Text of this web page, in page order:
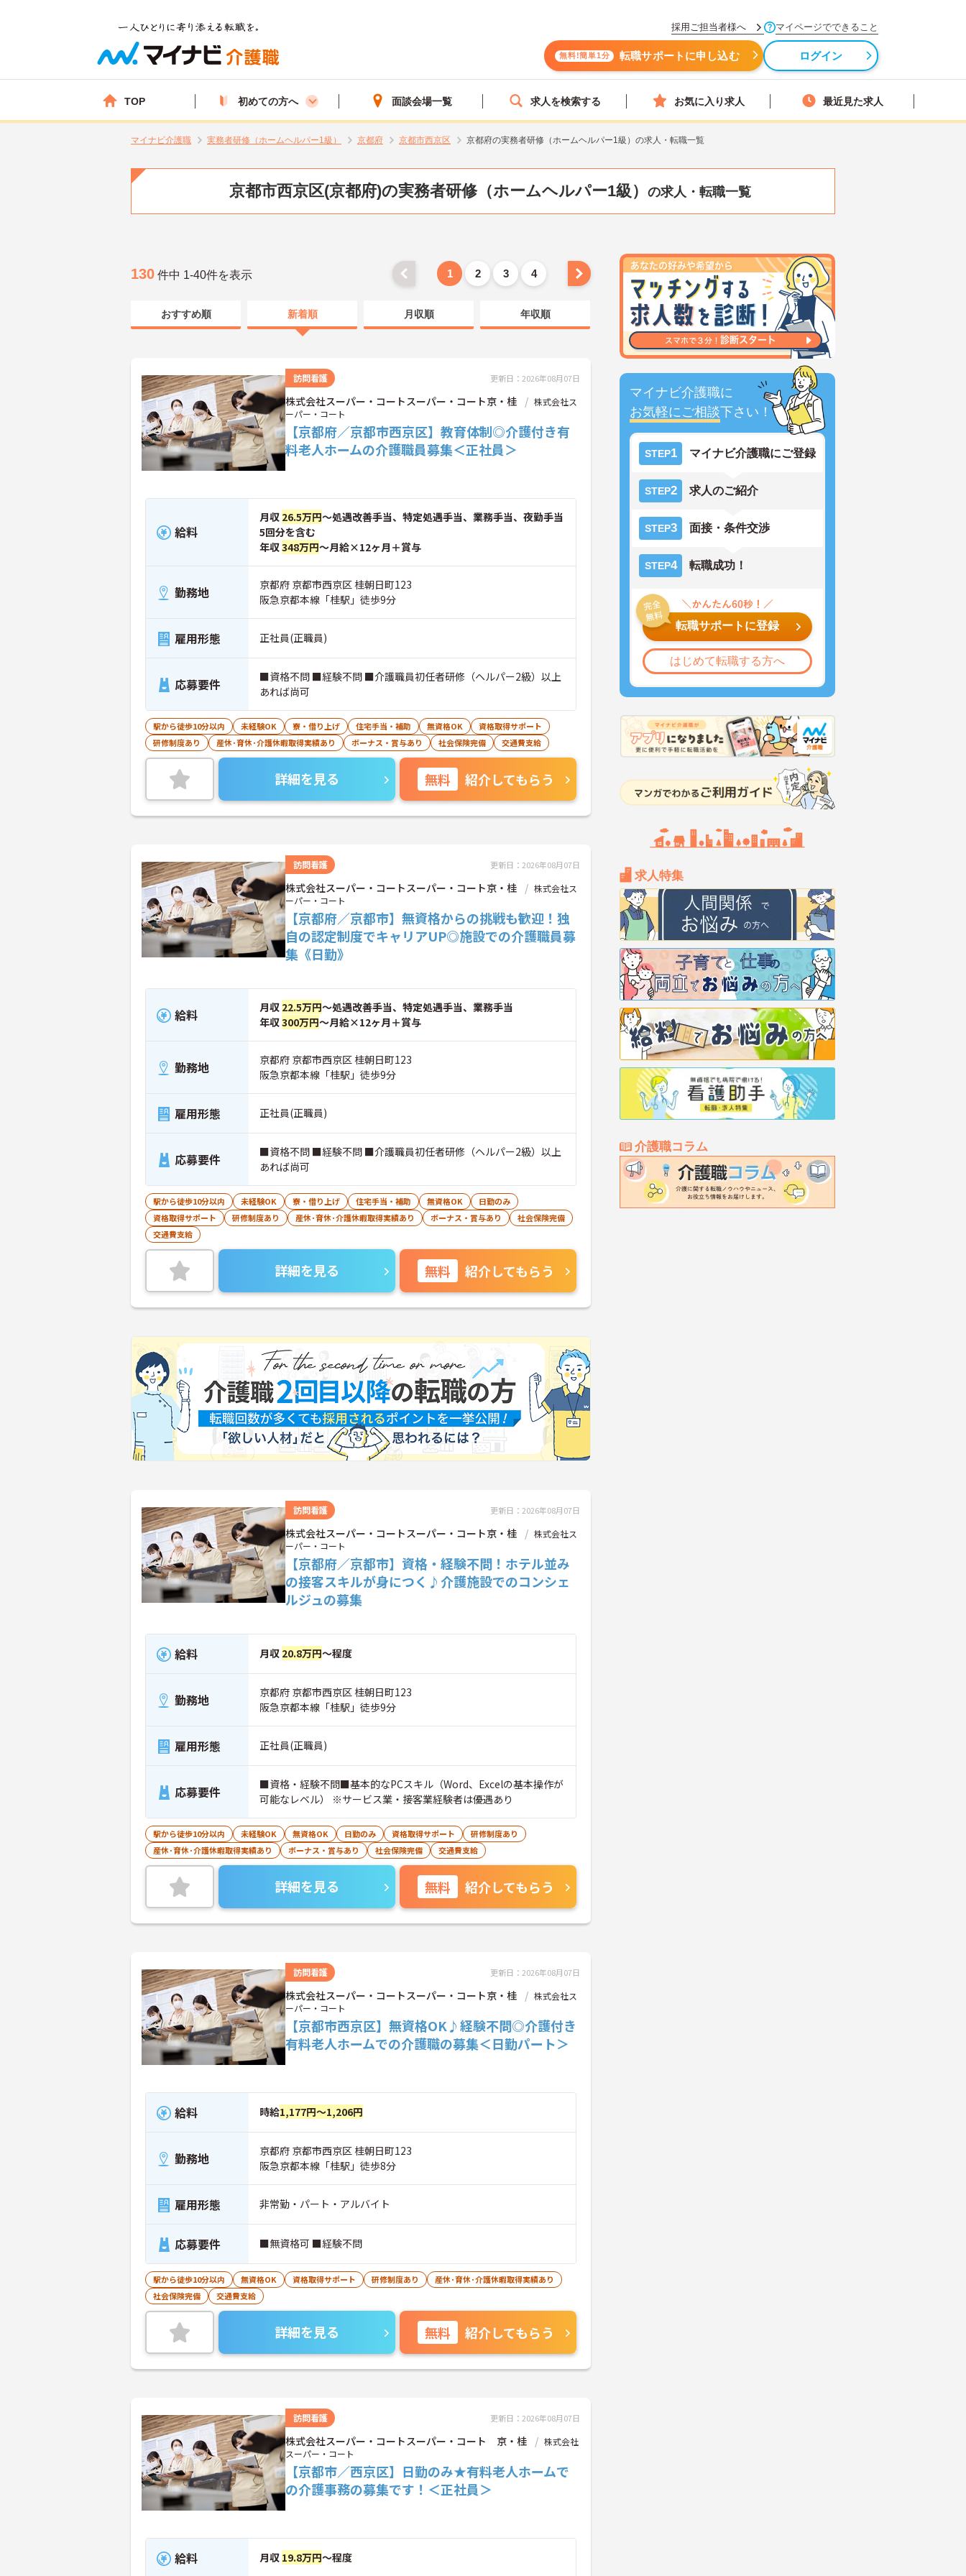
採用ご担当者様へ マイページでできること
無料!簡単1分 転職サポートに申し込む ログイン
TOP 初めての方へ 面談会場一覧 求人を検索する お気に入り求人 最近見た求人
マイナビ介護職 実務者研修（ホームヘルパー1級） 京都府 京都市西京区 京都府の実務者研修（ホームヘルパー1級）の求人・転職一覧
京都市西京区(京都府)の実務者研修（ホームヘルパー1級） の求人・転職一覧
マイナビ介護職に
お気軽にご相談下さい！
STEP1 マイナビ介護職にご登録
STEP2 求人のご紹介
STEP3 面接・条件交渉
STEP4 転職成功！
転職サポートに登録
はじめて転職する方へ
求人特集
介護職コラム
130 件中 1-40件を表示 1 2 3 4
おすすめ順 新着順 月収順 年収順
訪問看護 更新日：2026年08月07日
株式会社スーパー・コートスーパー・コート京・桂
株式会社ス
ーパー・コート
【京都府／京都市西京区】教育体制◎介護付き有
料老人ホームの介護職員募集＜正社員＞
給料
月収 26.5万円～処遇改善手当、特定処遇手当、業務手当、夜勤手当
5回分を含む
年収348万円～月給×12ヶ月＋賞与
勤務地
京都府 京都市西京区 桂朝日町123
阪急京都本線「桂駅」徒歩9分
雇用形態 正社員(正職員)
応募要件
■資格不問 ■経験不問 ■介護職員初任者研修（ヘルパー2級）以上
あれば尚可
駅から徒歩10分以内 未経験OK 寮・借り上げ 住宅手当・補助 無資格OK
資格取得サポート
研修制度あり
産休･育休･介護休暇取得実績あり ボーナス・賞与あり 社会保険完備 交通費支給
詳細を見る 無料 紹介してもらう
訪問看護 更新日：2026年08月07日
株式会社スーパー・コートスーパー・コート京・桂
株式会社ス
ーパー・コート
【京都府／京都市】無資格からの挑戦も歓迎！独
自の認定制度でキャリアUP◎施設での介護職員募
集《日勤》
給料 月収 22.5万円～処遇改善手当、特定処遇手当、業務手当
年収300万円～月給×12ヶ月＋賞与
勤務地
京都府 京都市西京区 桂朝日町123
阪急京都本線「桂駅」徒歩9分
雇用形態 正社員(正職員)
応募要件
■資格不問 ■経験不問 ■介護職員初任者研修（ヘルパー2級）以上
あれば尚可
駅から徒歩10分以内 未経験OK 寮・借り上げ 住宅手当・補助 無資格OK
日勤のみ
資格取得サポート
研修制度あり 産休･育休･介護休暇取得実績あり ボーナス・賞与あり
社会保険完備
交通費支給
詳細を見る 無料 紹介してもらう
訪問看護 更新日：2026年08月07日
株式会社スーパー・コートスーパー・コート京・桂
株式会社ス
ーパー・コート
【京都府／京都市】資格・経験不問！ホテル並み
の接客スキルが身につく♪介護施設でのコンシェ
ルジュの募集
給料 月収 20.8万円～程度
勤務地
京都府 京都市西京区 桂朝日町123
阪急京都本線「桂駅」徒歩9分
雇用形態 正社員(正職員)
応募要件
■資格・経験不問■基本的なPCスキル（Word、Excelの基本操作が
可能なレベル） ※サービス業・接客業経験者は優遇あり
駅から徒歩10分以内 未経験OK 無資格OK 日勤のみ 資格取得サポート
研修制度あり
産休･育休･介護休暇取得実績あり
ボーナス・賞与あり 社会保険完備 交通費支給
詳細を見る 無料 紹介してもらう
訪問看護 更新日：2026年08月07日
株式会社スーパー・コートスーパー・コート京・桂
株式会社ス
ーパー・コート
【京都市西京区】無資格OK♪経験不問◎介護付き
有料老人ホームでの介護職の募集＜日勤パート＞
給料 時給1,177円～1,206円
勤務地
京都府 京都市西京区 桂朝日町123
阪急京都本線「桂駅」徒歩8分
雇用形態 非常勤・パート・アルバイト
応募要件 ■無資格可 ■経験不問
駅から徒歩10分以内 無資格OK 資格取得サポート 研修制度あり
産休･育休･介護休暇取得実績あり
社会保険完備
交通費支給
詳細を見る 無料 紹介してもらう
訪問看護 更新日：2026年08月07日
株式会社スーパー・コートスーパー・コート 京・桂
株式会社
スーパー・コート
【京都市／西京区】日勤のみ★有料老人ホームで
の介護事務の募集です！＜正社員＞
給料 月収 19.8万円～程度